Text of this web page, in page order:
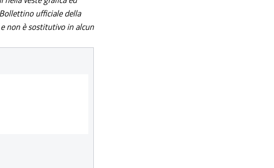
ufficiale della
non è sostitutivo in alcun